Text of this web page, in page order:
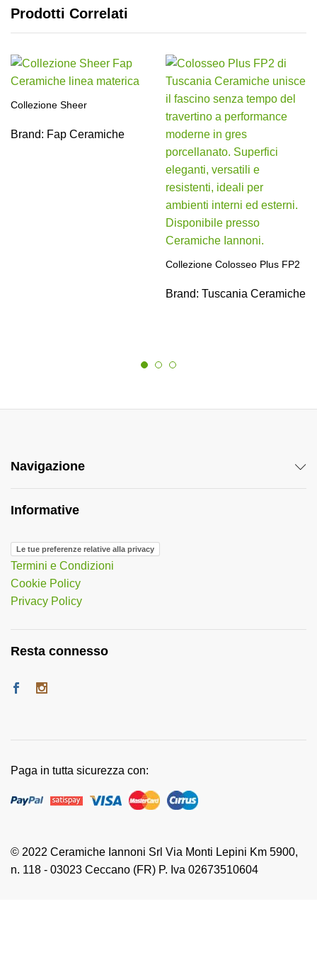
Prodotti Correlati
Collezione Sheer
Brand: Fap Ceramiche
Collezione Colosseo Plus FP2
Brand: Tuscania Ceramiche
Navigazione
Informative
Le tue preferenze relative alla privacy
Termini e Condizioni
Cookie Policy
Privacy Policy
Resta connesso
© 2022 Ceramiche Iannoni Srl Via Monti Lepini Km 5900,
n. 118 - 03023 Ceccano (FR) P. Iva 02673510604
Paga in tutta sicurezza con: